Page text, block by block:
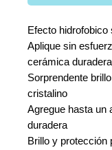
Efecto hidrofobico
Aplique sin
cerámica duradera
Sorprendente
cristalino
Agregue hasta un
duradera
Brillo y protección